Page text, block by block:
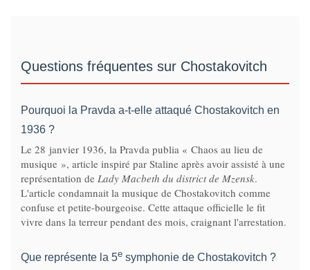
Questions fréquentes sur Chostakovitch
Pourquoi la Pravda a-t-elle attaqué Chostakovitch en
1936 ?
Le 28 janvier 1936, la Pravda publia « Chaos au lieu de
musique », article inspiré par Staline après avoir assisté à une
représentation de Lady Macbeth du district de Mzensk.
L'article condamnait la musique de Chostakovitch comme
confuse et petite-bourgeoise. Cette attaque officielle le fit
vivre dans la terreur pendant des mois, craignant l'arrestation.
Que représente la 5e symphonie de Chostakovitch ?